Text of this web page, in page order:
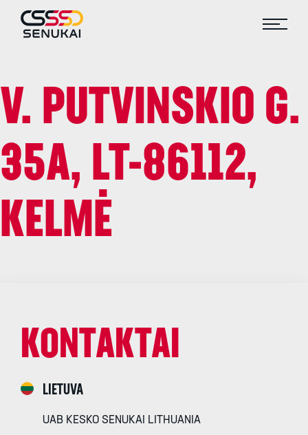
V. PUTVINSKIO G.
35A, LT-86112,
KELMĖ
KONTAKTAI
LIETUVA
UAB KESKO SENUKAI LITHUANIA